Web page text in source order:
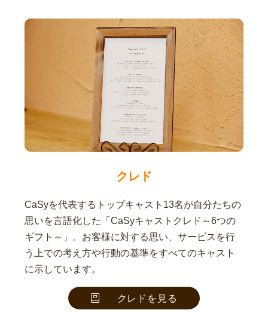
クレド
CaSyを代表するトップキャスト13名が自分たちの
思いを言語化した「CaSyキャストクレド～6つの
ギフト～」。お客様に対する思い、サービスを行
う上での考え方や行動の基準をすべてのキャスト
に示しています。
クレドを見る